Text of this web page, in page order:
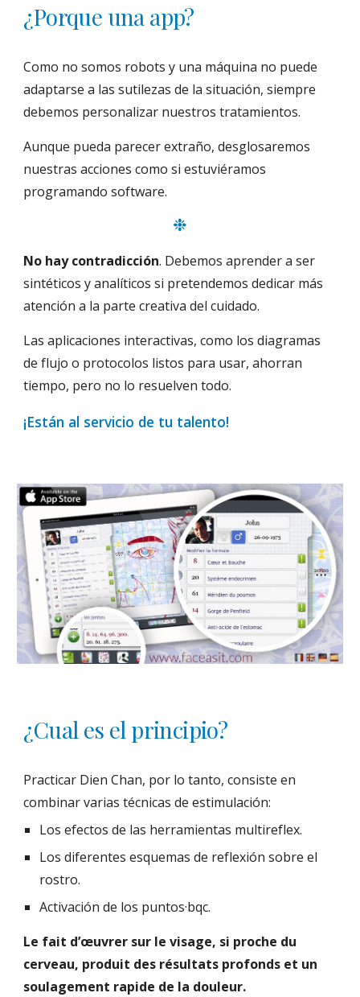
¿Porque una app?
Como no somos robots y una máquina no puede
adaptarse a las sutilezas de la situación, siempre
debemos personalizar nuestros tratamientos.
Aunque pueda parecer extraño, desglosaremos
nuestras acciones como si estuviéramos
programando software.
❉
No hay contradicción. Debemos aprender a ser
sintéticos y analíticos si pretendemos dedicar más
atención a la parte creativa del cuidado.
Las aplicaciones interactivas, como los diagramas
de flujo o protocolos listos para usar, ahorran
tiempo, pero no lo resuelven todo.
¡Están al servicio de tu talento!
¿Cual es el principio?
Practicar Dien Chan, por lo tanto, consiste en
combinar varias técnicas de estimulación:
Los efectos de las herramientas multireflex.
Los diferentes esquemas de reflexión sobre el
rostro.
Activación de los puntos·bqc.
Le fait d’œuvrer sur le visage, si proche du
cerveau, produit des résultats profonds et un
soulagement rapide de la douleur.